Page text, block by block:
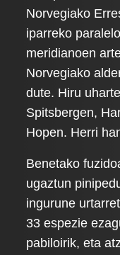
Norvegiako
iparreko
meridianoen
Norvegiako
dute. Hiru
Spitsbergen,
Hopen. Herri
Benetako
ugaztun
ingurune
33 espezie
pabiloirik, eta